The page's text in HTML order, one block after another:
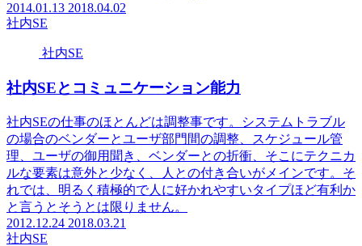
2014.01.13 2018.04.02
社内SE
社内SE
社内SEとコミュニケーション能力
社内SEの仕事のほとんどは調整事です。システムトラブル
の場合のベンダーとユーザ部門間の調整、スケジュール管
理、ユーザの御用聞き、ベンダーとの折衝、そこにテクニカ
ルな要素は意外と少なく、人との付き合いがメインです。そ
れでは、明るく積極的で人に好かれやすいタイプほど有利か
と言うとそうとは限りません。
2012.12.24 2018.03.21
社内SE